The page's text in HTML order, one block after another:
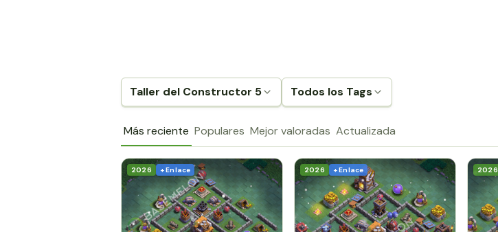
Taller del Constructor 5 Todos los Tags
Más reciente Populares Mejor valoradas Actualizada
2026 + Enlace 2026 + Enlace 2026